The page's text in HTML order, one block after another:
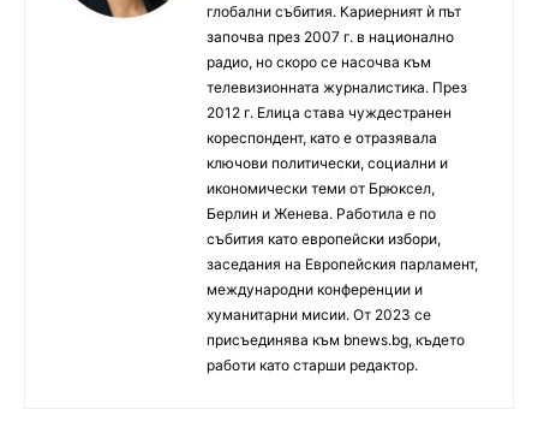
глобални събития. Кариерният ѝ път
започва през 2007 г. в национално
радио, но скоро се насочва към
телевизионната журналистика. През
2012 г. Елица става чуждестранен
кореспондент, като е отразявала
ключови политически, социални и
икономически теми от Брюксел,
Берлин и Женева. Работила е по
събития като европейски избори,
заседания на Европейския парламент,
международни конференции и
хуманитарни мисии. От 2023 се
присъединява към bnews.bg, където
работи като старши редактор.